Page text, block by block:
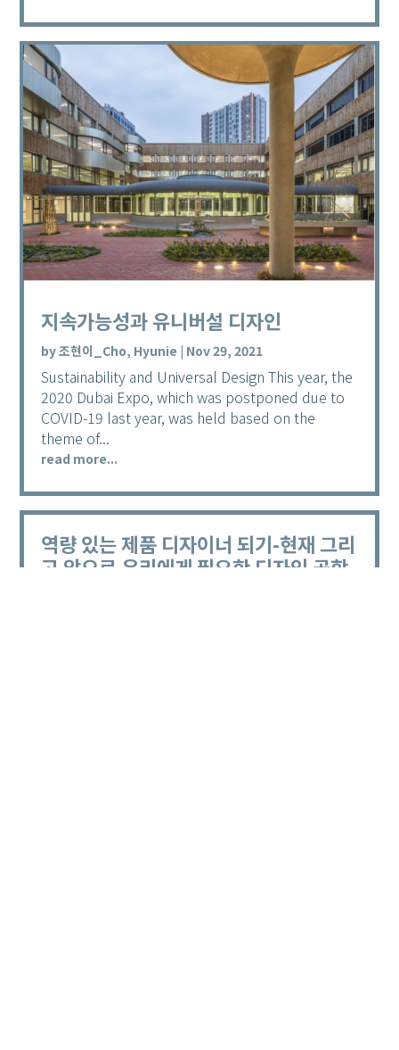
지속가능성과 유니버설 디자인
by조현이_Cho, Hyunie | Nov 29, 2021
Sustainability and Universal Design This year, the
2020 Dubai Expo, which was postponed due to
COVID-19 last year, was held based on the
theme of...
read more...
역량 있는 제품 디자이너 되기-현재 그리
고 앞으로 우리에게 필요한 디자인 공학